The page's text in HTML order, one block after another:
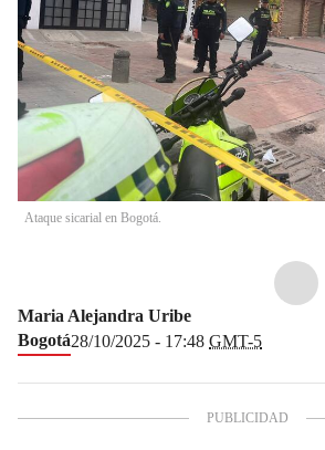
Ataque sicarial en Bogotá.
Maria Alejandra Uribe
Bogotá28/10/2025 - 17:48 GMT-5